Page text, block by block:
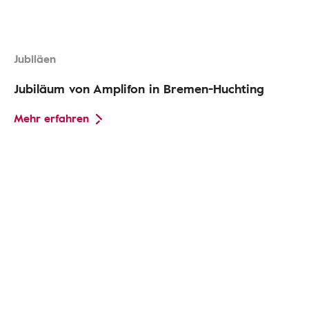
Jubiläen
Jubiläum von Amplifon in Bremen-Huchting
Mehr erfahren